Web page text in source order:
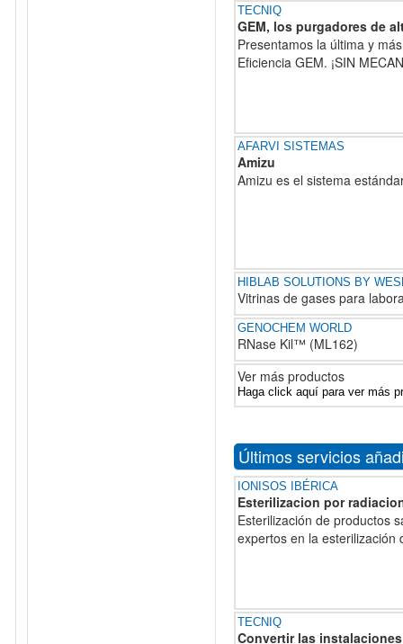
TECNIQ
GEM, los purgadores de
Presentamos la última y
Eficiencia GEM. ¡SIN
AFARVI SISTEMAS
Amizu
Amizu es el sistema
HIBLAB SOLUTIONS BY
Vitrinas de gases para
GENOCHEM WORLD
RNase Kil™ (ML162)
Ver más productos
Haga click aquí para ver más
Últimos servicios
IONISOS IBÉRICA
Esterilizacion por
Esterilización de productos
expertos en la esterilización
TECNIQ
Convertir las